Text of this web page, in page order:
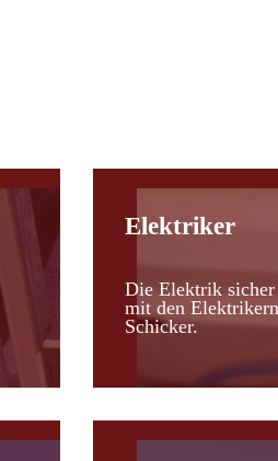
Elektriker
Die Elektrik
mit den
Schicker.